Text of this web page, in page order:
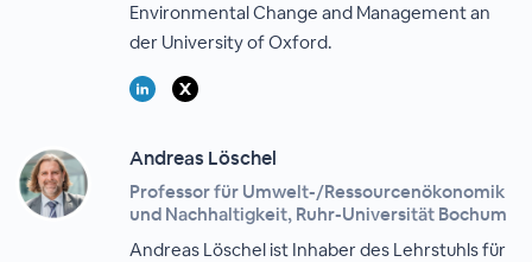
Environmental Change and Management an
der University of Oxford.
Andreas Löschel
Professor für Umwelt-/Ressourcenökonomik
und Nachhaltigkeit, Ruhr-Universität Bochum
Andreas Löschel ist Inhaber des Lehrstuhls für